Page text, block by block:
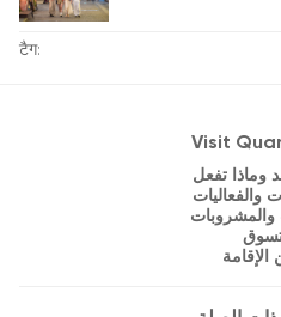
टैग:
Visit
وماذا تفعل
والفعاليات
والمشروبات
الإقامة